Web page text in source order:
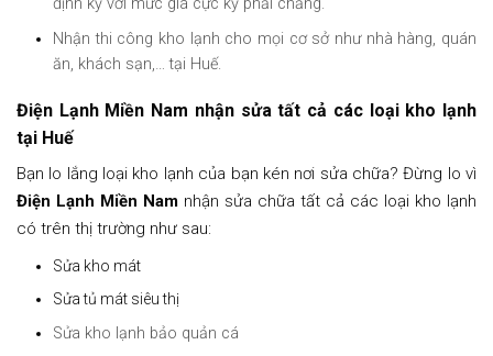
định kỳ với mức giá cực kỳ phải chăng.
Nhận thi công kho lạnh cho mọi cơ sở như nhà hàng, quán
ăn, khách sạn,… tại Huế.
Điện Lạnh Miền Nam nhận sửa tất cả các loại kho lạnh
tại Huế
Bạn lo lắng loại kho lạnh của bạn kén nơi sửa chữa? Đừng lo vì
Điện Lạnh Miền Nam nhận sửa chữa tất cả các loại kho lạnh
có trên thị trường như sau:
Sửa kho mát
Sửa tủ mát siêu thị
Sửa kho lạnh bảo quản cá